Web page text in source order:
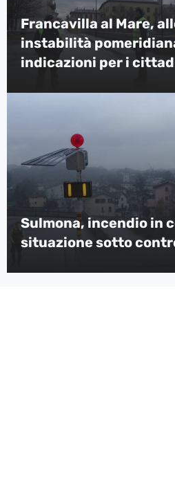
Francavilla al Mare,
instabilità
indicazioni per i
Sulmona, incendio in
situazione sotto